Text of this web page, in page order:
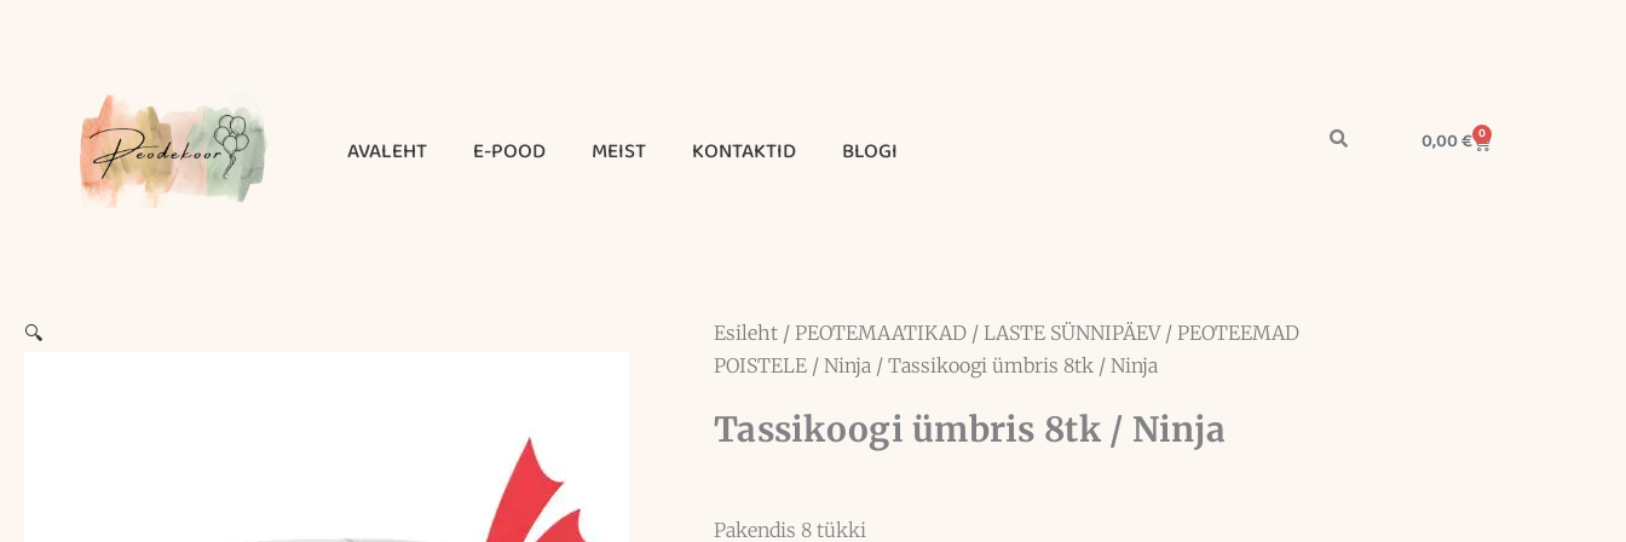
AVALEHT E-POOD MEIST KONTAKTID BLOGI 0,00€ 0
Cart
🔍 Esileht / PEOTEMAATIKAD / LASTE SÜNNIPÄEV/ PEOTEEMAD
POISTELE / Ninja / Tassikoogi ümbris 8tk / Ninja
Tassikoogi ümbris 8tk / Ninja
Pakendis 8 tükki